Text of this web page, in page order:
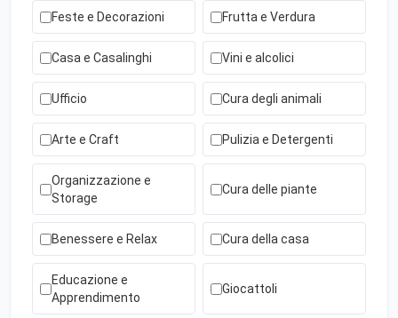
Feste e Decorazioni Frutta e Verdura
Casa e Casalinghi Vini e alcolici
Ufficio Cura degli animali
Arte e Craft Pulizia e Detergenti
Organizzazione e
Storage
Cura delle piante
Benessere e Relax Cura della casa
Educazione e
Apprendimento
Giocattoli